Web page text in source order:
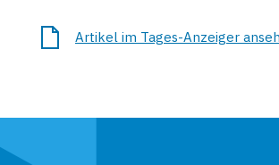
Artikel im Tages-Anzeiger